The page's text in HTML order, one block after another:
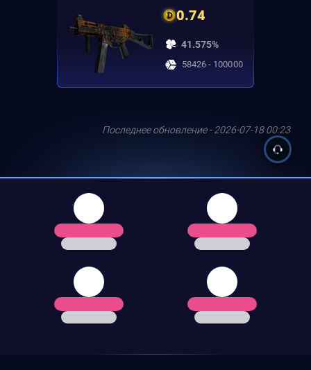
0.74
41.575%
58426 - 100000
Последнее обновление - 2026-07-18 00:23